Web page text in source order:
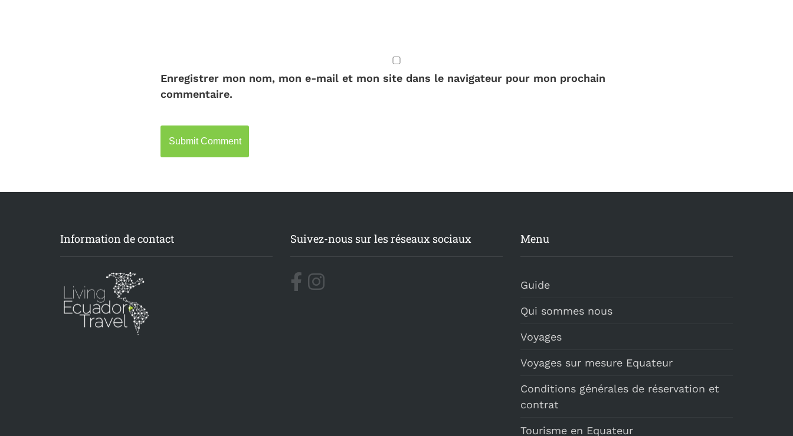
Enregistrer mon nom, mon e-mail et mon site dans le navigateur pour mon prochain
commentaire.
Information de contact Suivez-nous sur les réseaux sociaux Menu
Guide
Qui sommes nous
Voyages
Voyages sur mesure Equateur
Conditions générales de réservation et
contrat
Tourisme en Equateur